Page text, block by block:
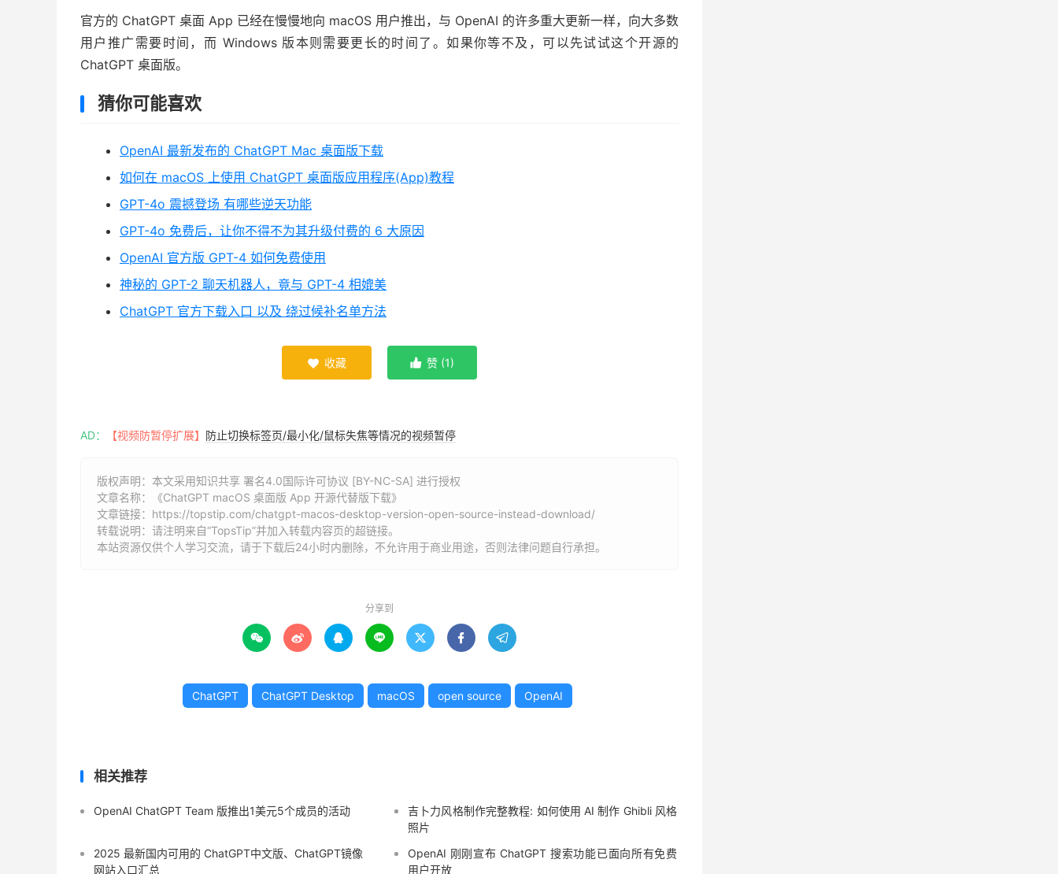
官方的 ChatGPT 桌面 App 已经在慢慢地向 macOS 用户推出，与 OpenAI 的许多重大更新一样，向大多数
用户推广需要时间，而 Windows 版本则需要更长的时间了。如果你等不及，可以先试试这个开源的
ChatGPT 桌面版。
猜你可能喜欢
OpenAI 最新发布的 ChatGPT Mac 桌面版下载
如何在 macOS 上使用 ChatGPT 桌面版应用程序(App)教程
GPT-4o 震撼登场 有哪些逆天功能
GPT-4o 免费后，让你不得不为其升级付费的 6 大原因
OpenAI 官方版 GPT-4 如何免费使用
神秘的 GPT-2 聊天机器人，竟与 GPT-4 相媲美
ChatGPT 官方下载入口 以及 绕过候补名单方法
 收藏  赞 (1)
AD： 【视频防暂停扩展】 防止切换标签页/最小化/鼠标失焦等情况的视频暂停
版权声明：本文采用知识共享 署名4.0国际许可协议 [BY-NC-SA] 进行授权
文章名称：《ChatGPT macOS 桌面版 App 开源代替版下载》
文章链接： https://topstip.com/chatgpt-macos-desktop-version-open-source-instead-download/
转载说明：请注明来自“TopsTip”并加入转载内容页的超链接。
本站资源仅供个人学习交流，请于下载后24小时内删除，不允许用于商业用途，否则法律问题自行承担。
分享到
      
ChatGPT ChatGPT Desktop macOS open source OpenAI
相关推荐
OpenAI ChatGPT Team 版推出1美元5个成员的活动
吉卜力风格制作完整教程: 如何使用 AI 制作 Ghibli 风格
照片
2025 最新国内可用的 ChatGPT中文版、ChatGPT镜像
网站入口汇总
OpenAI 刚刚宣布 ChatGPT 搜索功能已面向所有免费
用户开放